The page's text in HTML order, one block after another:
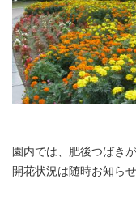
園内では、肥後つばき
開花状況は随時お知ら